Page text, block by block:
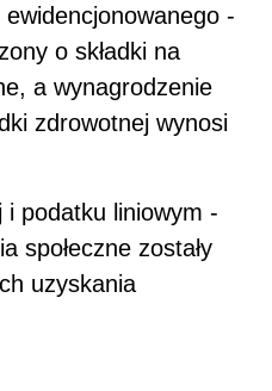
-
o składki na
a wynagrodzenie
zdrowotnej wynosi
podatku liniowym -
społeczne zostały
uzyskania